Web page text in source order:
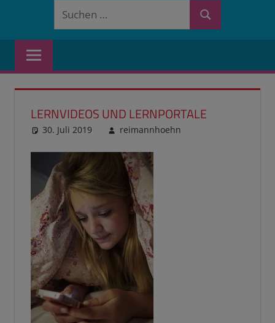
Suchen
Suchen
LERNVIDEOS UND LERNPORTALE
30. Juli 2019 reimannhoehn